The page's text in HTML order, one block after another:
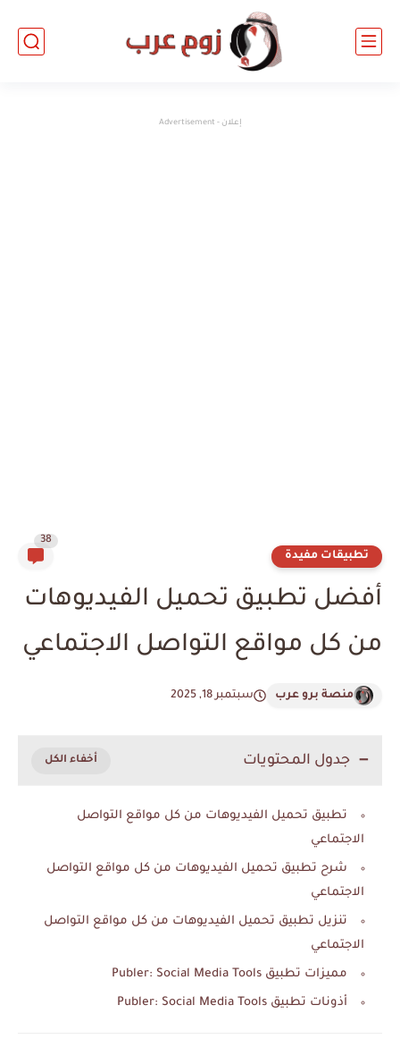
إعلان - Advertisement
تطبيقات مفيدة
38
أفضل تطبيق تحميل الفيديوهات
من كل مواقع التواصل الاجتماعي
منصة برو عرب سبتمبر 18, 2025
جدول المحتويات
تطبيق تحميل الفيديوهات من كل مواقع التواصل
الاجتماعي
شرح تطبيق تحميل الفيديوهات من كل مواقع التواصل
الاجتماعي
تنزيل تطبيق تحميل الفيديوهات من كل مواقع التواصل
الاجتماعي
مميزات تطبيق Publer: Social Media Tools
أذونات تطبيق Publer: Social Media Tools